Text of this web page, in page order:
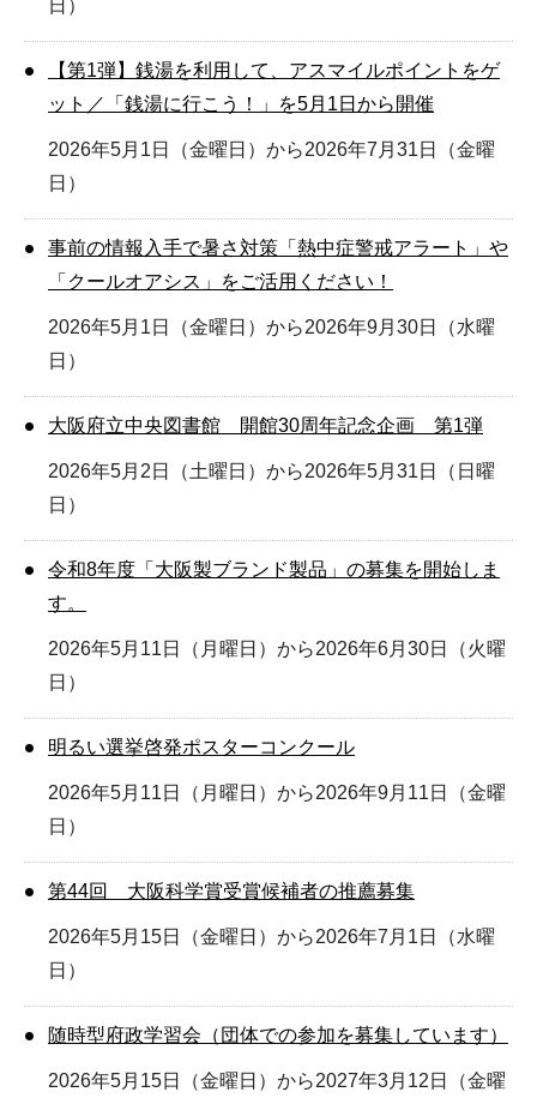
日）
【第1弾】銭湯を利用して、アスマイルポイントをゲ
ット／「銭湯に行こう！」を5月1日から開催
2026年5月1日（金曜日）から2026年7月31日（金曜
日）
事前の情報入手で暑さ対策「熱中症警戒アラート」や
「クールオアシス」をご活用ください！
2026年5月1日（金曜日）から2026年9月30日（水曜
日）
大阪府立中央図書館 開館30周年記念企画 第1弾
2026年5月2日（土曜日）から2026年5月31日（日曜
日）
令和8年度「大阪製ブランド製品」の募集を開始しま
す。
2026年5月11日（月曜日）から2026年6月30日（火曜
日）
明るい選挙啓発ポスターコンクール
2026年5月11日（月曜日）から2026年9月11日（金曜
日）
第44回 大阪科学賞受賞候補者の推薦募集
2026年5月15日（金曜日）から2026年7月1日（水曜
日）
随時型府政学習会（団体での参加を募集しています）
2026年5月15日（金曜日）から2027年3月12日（金曜